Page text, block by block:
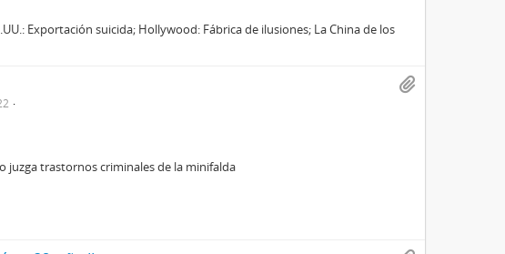
Exportación suicida; Hollywood: Fábrica de ilusiones; La China de los
juzga trastornos criminales de la minifalda